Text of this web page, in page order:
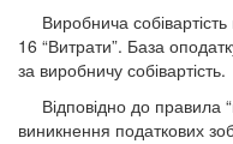
Виробнича собівартість
16 “Витрати”. База
за виробничу собівартість.
Відповідно до правила
виникнення податкових